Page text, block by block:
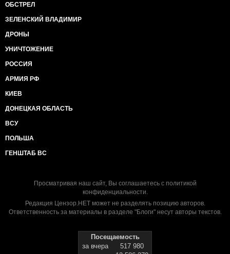
ОБСТРЕЛ
ЗЕЛЕНСКИЙ ВЛАДИМИР
ДРОНЫ
УНИЧТОЖЕНИЕ
РОССИЯ
АРМИЯ РФ
КИЕВ
ДОНЕЦКАЯ ОБЛАСТЬ
ВСУ
ПОЛЬША
ГЕНШТАБ ВС
Просматривая наш сайт, Вы соглашаетесь с политикой
конфиденциальности.
Редакция Цензор.НЕТ может не разделять позицию авторов.
Ответственность за материалы в разделе "Блоги" несут авторы текстов.
Посещаемость
за вчера
517 980